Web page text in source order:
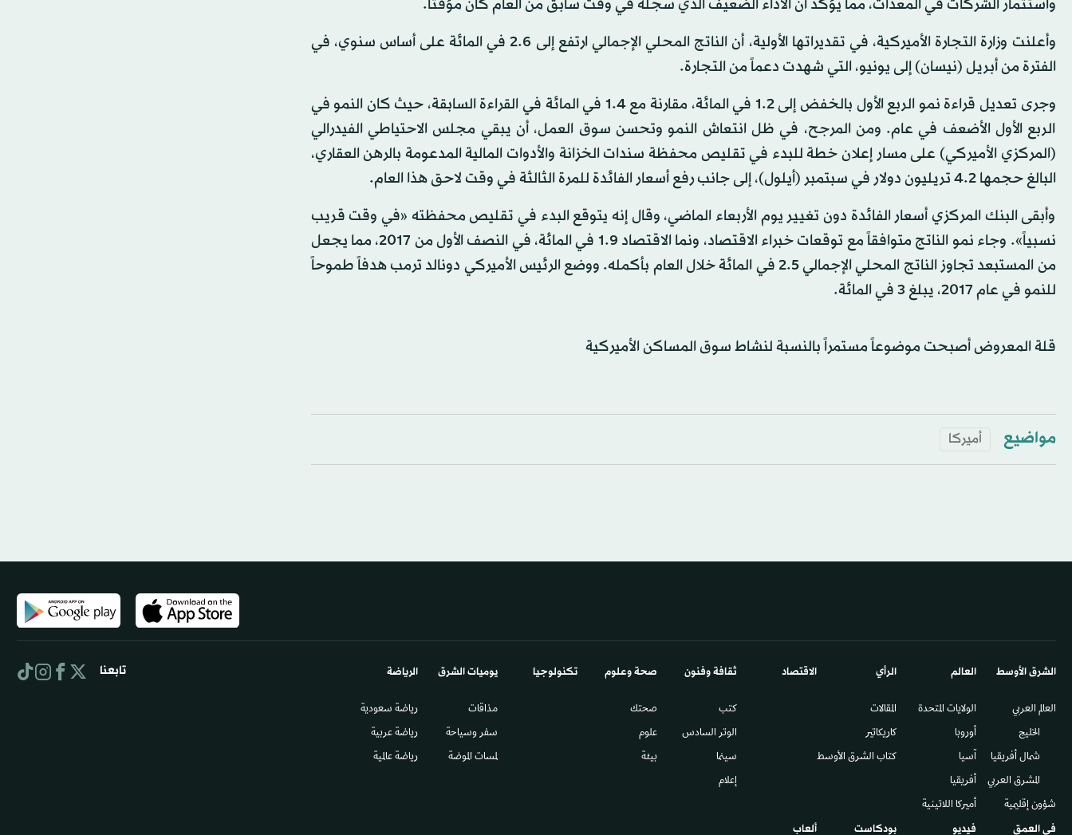
واستثمار الشركات في المعدات، مما يؤكد أن الأداء الضعيف الذي سجله في وقت سابق من العام كان مؤقتاً.
وأعلنت وزارة التجارة الأميركية، في تقديراتها الأولية، أن الناتج المحلي الإجمالي ارتفع إلى 2.6 في المائة على أساس سنوي، في
الفترة من أبريل (نيسان) إلى يونيو، التي شهدت دعماً من التجارة.
وجرى تعديل قراءة نمو الربع الأول بالخفض إلى 1.2 في المائة، مقارنة مع 1.4 في المائة في القراءة السابقة، حيث كان النمو في
الربع الأول الأضعف في عام. ومن المرجح، في ظل انتعاش النمو وتحسن سوق العمل، أن يبقي مجلس الاحتياطي الفيدرالي
(المركزي الأميركي) على مسار إعلان خطة للبدء في تقليص محفظة سندات الخزانة والأدوات المالية المدعومة بالرهن العقاري،
البالغ حجمها 4.2 تريليون دولار في سبتمبر (أيلول)، إلى جانب رفع أسعار الفائدة للمرة الثالثة في وقت لاحق هذا العام.
وأبقى البنك المركزي أسعار الفائدة دون تغيير يوم الأربعاء الماضي، وقال إنه يتوقع البدء في تقليص محفظته «في وقت قريب
نسبياً». وجاء نمو الناتج متوافقاً مع توقعات خبراء الاقتصاد، ونما الاقتصاد 1.9 في المائة، في النصف الأول من 2017، مما يجعل
من المستبعد تجاوز الناتج المحلي الإجمالي 2.5 في المائة خلال العام بأكمله. ووضع الرئيس الأميركي دونالد ترمب هدفاً طموحاً
للنمو في عام 2017، يبلغ 3 في المائة.
قلة المعروض أصبحت موضوعاً مستمراً بالنسبة لنشاط سوق المساكن الأميركية
مواضيع أميركا
الشرق الأوسط​
العالم العربي
الخليج
شمال أفريقيا
المشرق العربي
شؤون إقليمية
العالم
الولايات المتحدة
أوروبا
آسيا
أفريقيا
أميركا اللاتينية
الرأي
المقالات
كاريكاتير
كتاب الشرق الأوسط
الاقتصاد ثقافة وفنون
كتب
الوتر السادس​
سينما
إعلام
صحة وعلوم
صحتك
علوم
بيئة
تكنولوجيا يوميات الشرق​
مذاقات
سفر وسياحة
لمسات الموضة
الرياضة
رياضة سعودية
رياضة عربية
رياضة عالمية
في العمق فيديو بودكاست ألعاب
تابعنا